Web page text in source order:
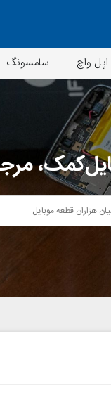
اپل واچ سامسونگ